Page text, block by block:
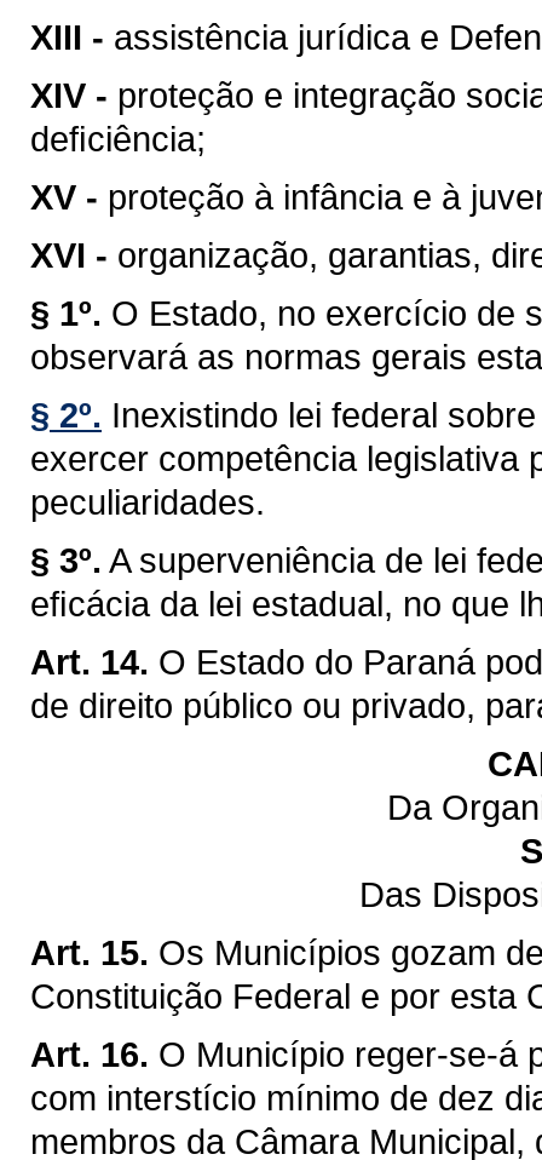
XIII - assistência jurídica e
XIV - proteção e integração
deﬁciência;
XV - proteção à infância e à
XVI - organização, garantias,
§ 1º. O Estado, no exercício de
observará as normas gerais
§ 2º. Inexistindo lei federal
exercer competência legislativa
peculiaridades.
§ 3º. A superveniência de lei
eﬁcácia da lei estadual, no que
Art. 14. O Estado do Paraná
de direito público ou privado,
Da
Das
Art. 15. Os Municípios gozam
Constituição Federal e por esta
Art. 16. O Município reger-se-á
com interstício mínimo de dez
membros da Câmara